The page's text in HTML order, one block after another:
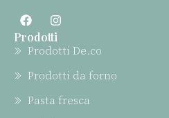
Prodotti
Prodotti De.co
Prodotti da forno
Pasta fresca